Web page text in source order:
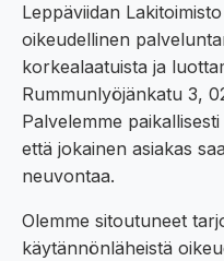
Leppäviidan
oikeudellinen
korkealaatuista ja
Rummunlyöjänkatu 3,
Palvelemme
että jokainen asiakas
neuvontaa.
Olemme sitoutuneet
käytännönläheistä